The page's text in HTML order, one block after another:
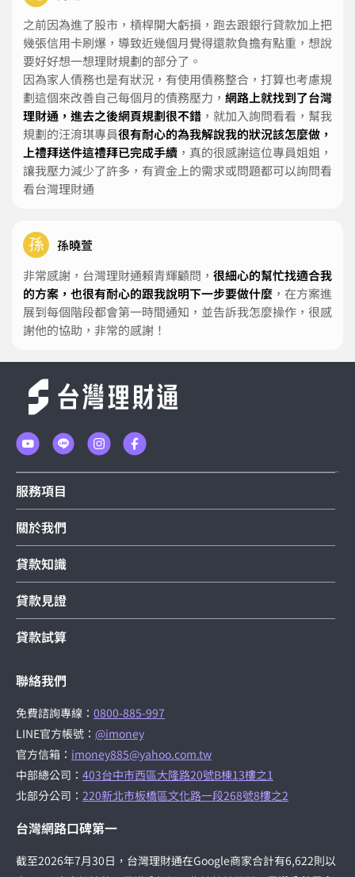
之前因為進了股市，槓桿開大虧損，跑去跟銀行貸款加上把
幾張信用卡刷爆，導致近幾個月覺得還款負擔有點重，想說
要好好想一想理財規劃的部分了。
因為家人債務也是有狀況，有使用債務整合，打算也考慮規
劃這個來改善自己每個月的債務壓力， 網路上就找到了台灣
理財通，進去之後網頁規劃很不錯 ，就加入詢問看看，幫我
規劃的汪淯琪專員很有耐心的為我解說我的狀況該怎麼做，
上禮拜送件這禮拜已完成手續 ，真的很感謝這位專員姐姐，
讓我壓力減少了許多，有資金上的需求或問題都可以詢問看
看台灣理財通
孫
孫曉萱
非常感謝，台灣理財通賴青輝顧問， 很細心的幫忙找適合我
的方案，也很有耐心的跟我說明下一步要做什麼 ，在方案進
展到每個階段都會第一時間通知，並告訴我怎麼操作，很感
謝他的協助，非常的感謝！
服務項目
關於我們
貸款知識
貸款見證
貸款試算
聯絡我們
免費諮詢專線： 0800-885-997
LINE官方帳號： @imoney
官方信箱： imoney885@yahoo.com.tw
中部總公司： 403台中市西區大隆路20號B棟13樓之1
北部分公司： 220新北市板橋區文化路一段268號8樓之2
台灣網路口碑第一
截至2026年7月30日，台灣理財通在Google商家合計有6,622則以